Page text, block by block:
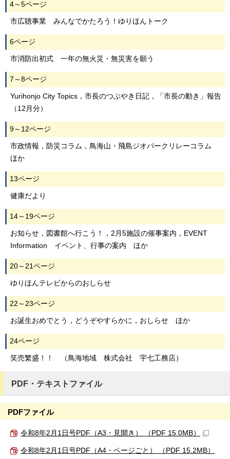
4～5ページ
市広聴事業 みんなでかたろう！ゆりほんトーク
6ページ
市消防出初式 一年の無火災・無災害を願う
7～8ページ
Yurihonjo City Topics，市長のつぶやき日記，「市長の動き」報告
（12月分）
9～12ページ
市政情報，防災コラム，鳥海山・飛島ジオパークリレーコラム
ほか
13ページ
健康だより
14～19ページ
お知らせ，図書館へ行こう！，2月5施設の催事案内，EVENT
Information イベント、行事の案内 ほか
20～21ページ
ゆりほんテレビからのおしらせ
22～23ページ
お誕生おめでとう，どうぞやすらかに，おしらせ ほか
24ページ
笑売繁盛！！ （鳥海地域 株式会社 宇七工務店）
PDF・テキストファイル
PDFファイル
令和8年2月1日号PDF（A3・見開き） （PDF 15.0MB）
令和8年2月1日号PDF（A4・ページごと） （PDF 15.2MB）